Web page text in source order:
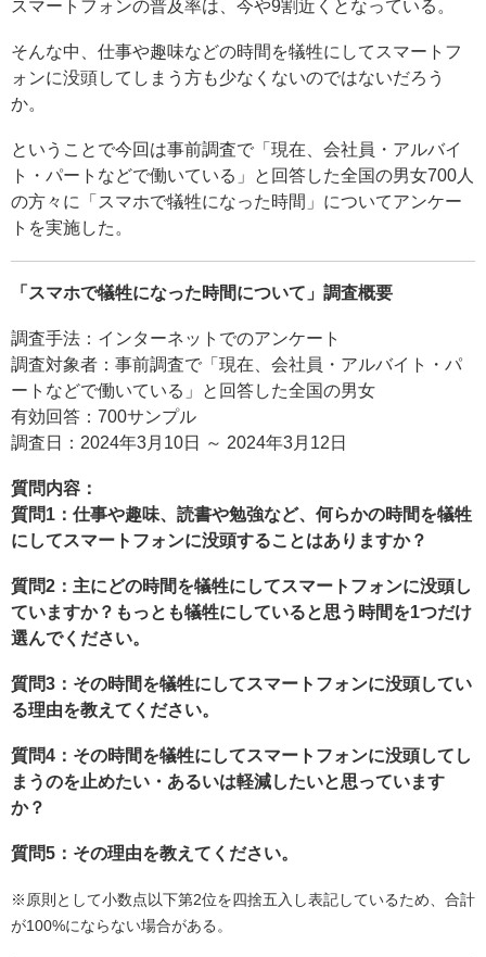
スマートフォンの普及率は、今や9割近くとなっている。
そんな中、仕事や趣味などの時間を犠牲にしてスマートフ
ォンに没頭してしまう方も少なくないのではないだろう
か。
ということで今回は事前調査で「現在、会社員・アルバイ
ト・パートなどで働いている」と回答した全国の男女700人
の方々に「スマホで犠牲になった時間」についてアンケー
トを実施した。
「スマホで犠牲になった時間について」調査概要
調査手法：インターネットでのアンケート
調査対象者：事前調査で「現在、会社員・アルバイト・パ
ートなどで働いている」と回答した全国の男女
有効回答：700サンプル
調査日：2024年3月10日 ～ 2024年3月12日
質問内容：
質問1：仕事や趣味、読書や勉強など、何らかの時間を犠牲
にしてスマートフォンに没頭することはありますか？
質問2：主にどの時間を犠牲にしてスマートフォンに没頭し
ていますか？もっとも犠牲にしていると思う時間を1つだけ
選んでください。
質問3：その時間を犠牲にしてスマートフォンに没頭してい
る理由を教えてください。
質問4：その時間を犠牲にしてスマートフォンに没頭してし
まうのを止めたい・あるいは軽減したいと思っています
か？
質問5：その理由を教えてください。
※原則として小数点以下第2位を四捨五入し表記しているため、合計
が100%にならない場合がある。